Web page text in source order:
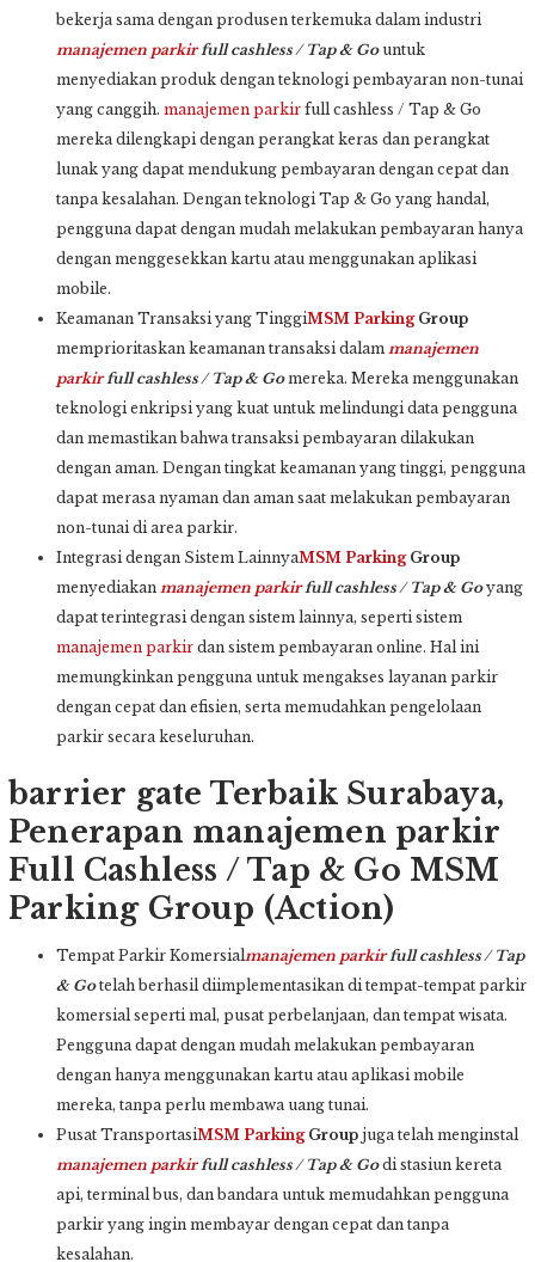
bekerja sama dengan produsen terkemuka dalam industri
manajemen parkirfull cashless / Tap & Gountuk
menyediakan produk dengan teknologi pembayaran non-tunai
yang canggih. manajemen parkir full cashless / Tap & Go
mereka dilengkapi dengan perangkat keras dan perangkat
lunak yang dapat mendukung pembayaran dengan cepat dan
tanpa kesalahan. Dengan teknologi Tap & Go yang handal,
pengguna dapat dengan mudah melakukan pembayaran hanya
dengan menggesekkan kartu atau menggunakan aplikasi
mobile.
Keamanan Transaksi yang TinggiMSM ParkingGroup
memprioritaskan keamanan transaksi dalam manajemen
parkirfull cashless / Tap & Gomereka. Mereka menggunakan
teknologi enkripsi yang kuat untuk melindungi data pengguna
dan memastikan bahwa transaksi pembayaran dilakukan
dengan aman. Dengan tingkat keamanan yang tinggi, pengguna
dapat merasa nyaman dan aman saat melakukan pembayaran
non-tunai di area parkir.
Integrasi dengan Sistem LainnyaMSM ParkingGroup
menyediakan manajemen parkirfull cashless / Tap & Goyang
dapat terintegrasi dengan sistem lainnya, seperti sistem
manajemen parkir dan sistem pembayaran online. Hal ini
memungkinkan pengguna untuk mengakses layanan parkir
dengan cepat dan efisien, serta memudahkan pengelolaan
parkir secara keseluruhan.
barrier gate Terbaik Surabaya,
Penerapan manajemen parkir
Full Cashless / Tap & Go MSM
Parking Group (Action)
Tempat Parkir Komersialmanajemen parkirfull cashless / Tap
& Gotelah berhasil diimplementasikan di tempat-tempat parkir
komersial seperti mal, pusat perbelanjaan, dan tempat wisata.
Pengguna dapat dengan mudah melakukan pembayaran
dengan hanya menggunakan kartu atau aplikasi mobile
mereka, tanpa perlu membawa uang tunai.
Pusat TransportasiMSM ParkingGroup juga telah menginstal
manajemen parkirfull cashless / Tap & Godi stasiun kereta
api, terminal bus, dan bandara untuk memudahkan pengguna
parkir yang ingin membayar dengan cepat dan tanpa
kesalahan.